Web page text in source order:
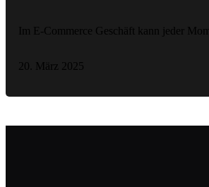
Im E-Commerce Geschäft kann jeder
20. März 2025